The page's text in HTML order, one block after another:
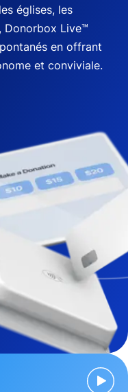
églises, les
Donorbox Live™
en offrant
et conviviale.